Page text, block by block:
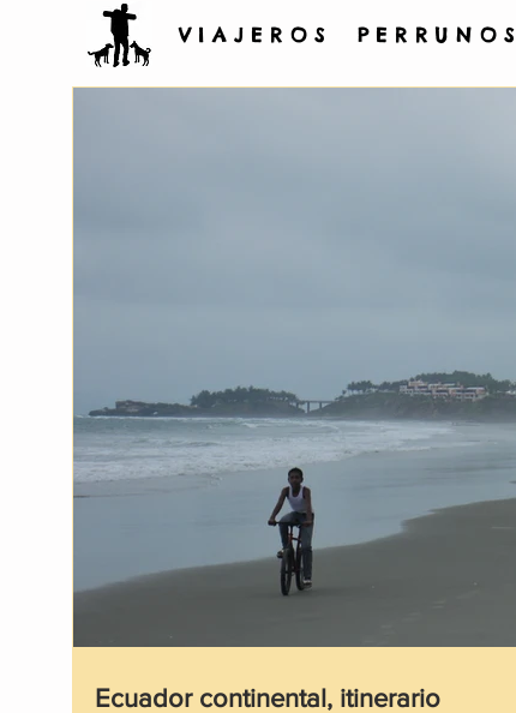
V I A J E R O S P E R R U N O S
Ecuador continental, itinerario